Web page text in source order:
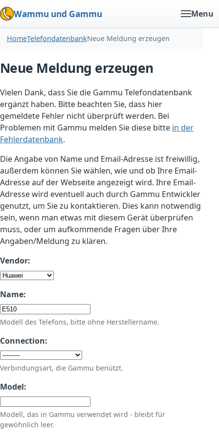
Wammu und Gammu Menu
HomeTelefondatenbankNeue Meldung erzeugen
Neue Meldung erzeugen
Vielen Dank, dass Sie die Gammu Telefondatenbank
ergänzt haben. Bitte beachten Sie, dass hier
gemeldete Fehler nicht überprüft werden. Bei
Problemen mit Gammu melden Sie diese bitte in der
Fehlerdatenbank.
Die Angabe von Name und Email-Adresse ist freiwillig,
außerdem können Sie wählen, wie und ob Ihre Email-
Adresse auf der Webseite angezeigt wird. Ihre Email-
Adresse wird eventuell auch durch Gammu Entwickler
genutzt, um Sie zu kontaktieren. Dies kann notwendig
sein, wenn man etwas mit diesem Gerät überprüfen
muss, oder um aufkommende Fragen über Ihre
Angaben/Meldung zu klären.
Vendor:
Name:
Modell des Telefons, bitte ohne Herstellername.
Connection:
Verbindungsart, die Gammu benützt.
Model:
Modell, das in Gammu verwendet wird - bleibt für
gewöhnlich leer.